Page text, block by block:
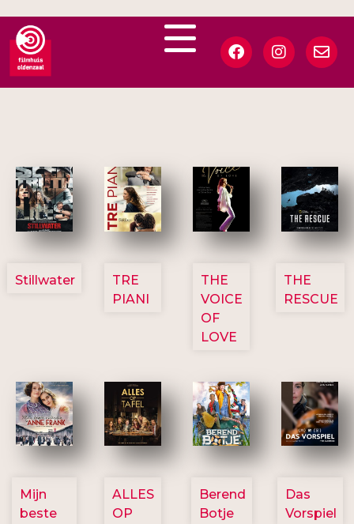
3123
Stillwater
3129
TRE
PIANI
3135
THE
VOICE
OF
LOVE
3148
THE
RESCUE
2757
Mijn
beste
3154
ALLES
OP
2799
Berend
Botje
2777
Das
Vorspiel